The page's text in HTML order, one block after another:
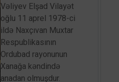
Vəliyev Elşad Vilayət
oğlu 11 aprel 1978-ci
ildə Naxçıvan Muxtar
Respublikasının
Ordubad rayonunun
Xanağa kəndində
anadan olmuşdur.